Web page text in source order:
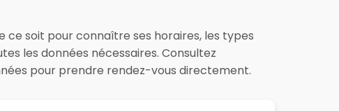
ce soit pour connaître ses horaires, les types
les données nécessaires. Consultez
pour prendre rendez-vous directement.